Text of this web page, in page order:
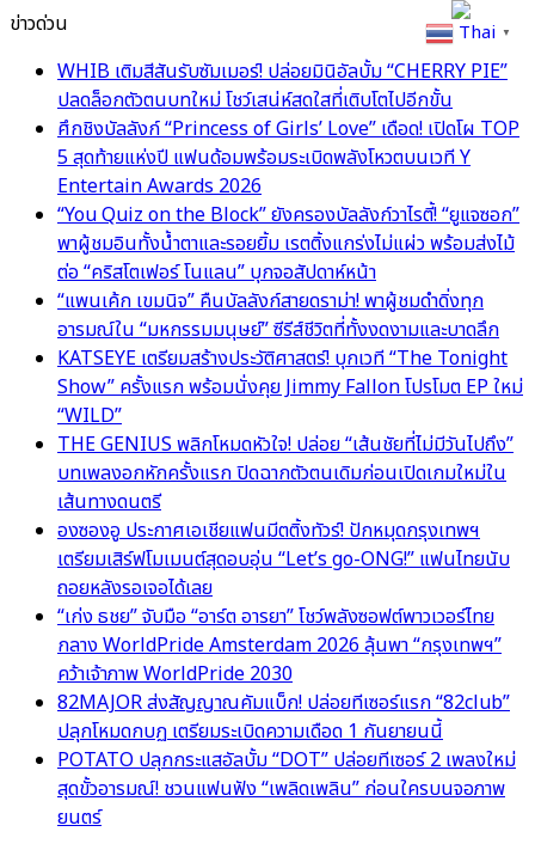
ข่าวด่วน
WHIB เติมสีสันรับซัมเมอร์! ปล่อยมินิอัลบั้ม “CHERRY PIE”
ปลดล็อกตัวตนบทใหม่ โชว์เสน่ห์สดใสที่เติบโตไปอีกขั้น
ศึกชิงบัลลังก์ “Princess of Girls’ Love” เดือด! เปิดโผ TOP
5 สุดท้ายแห่งปี แฟนด้อมพร้อมระเบิดพลังโหวตบนเวที Y
Entertain Awards 2026
“You Quiz on the Block” ยังครองบัลลังก์วาไรตี้! “ยูแจซอก”
พาผู้ชมอินทั้งน้ำตาและรอยยิ้ม เรตติ้งแกร่งไม่แผ่ว พร้อมส่งไม้
ต่อ “คริสโตเฟอร์ โนแลน” บุกจอสัปดาห์หน้า
“แพนเค้ก เขมนิจ” คืนบัลลังก์สายดราม่า! พาผู้ชมดำดิ่งทุก
อารมณ์ใน “มหกรรมมนุษย์” ซีรีส์ชีวิตที่ทั้งงดงามและบาดลึก
KATSEYE เตรียมสร้างประวัติศาสตร์! บุกเวที “The Tonight
Show” ครั้งแรก พร้อมนั่งคุย Jimmy Fallon โปรโมต EP ใหม่
“WILD”
THE GENIUS พลิกโหมดหัวใจ! ปล่อย “เส้นชัยที่ไม่มีวันไปถึง”
บทเพลงอกหักครั้งแรก ปิดฉากตัวตนเดิมก่อนเปิดเกมใหม่ใน
เส้นทางดนตรี
องซองอู ประกาศเอเชียแฟนมีตติ้งทัวร์! ปักหมุดกรุงเทพฯ
เตรียมเสิร์ฟโมเมนต์สุดอบอุ่น “Let’s go-ONG!” แฟนไทยนับ
ถอยหลังรอเจอได้เลย
“เก่ง ธชย” จับมือ “อาร์ต อารยา” โชว์พลังซอฟต์พาวเวอร์ไทย
กลาง WorldPride Amsterdam 2026 ลุ้นพา “กรุงเทพฯ”
คว้าเจ้าภาพ WorldPride 2030
82MAJOR ส่งสัญญาณคัมแบ็ก! ปล่อยทีเซอร์แรก “82club”
ปลุกโหมดกบฏ เตรียมระเบิดความเดือด 1 กันยายนนี้
POTATO ปลุกกระแสอัลบั้ม “DOT” ปล่อยทีเซอร์ 2 เพลงใหม่
สุดขั้วอารมณ์! ชวนแฟนฟัง “เพลิดเพลิน” ก่อนใครบนจอภาพ
ยนตร์
Thai ▼